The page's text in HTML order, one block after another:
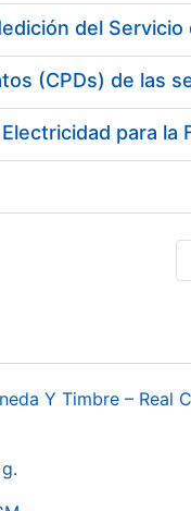
Y Timbre – Real